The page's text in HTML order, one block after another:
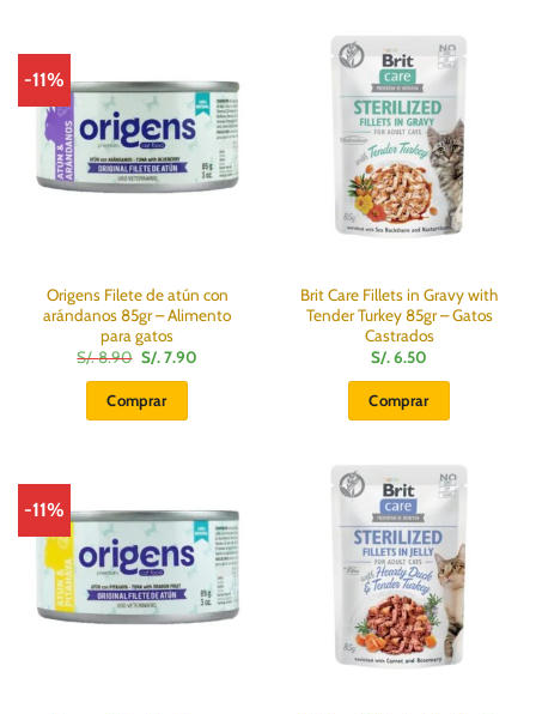
-11%
Origens Filete de atún con
arándanos 85gr – Alimento
para gatos
S/.8.90 El
precio
original
era:
S/.
S/.7.90El
Comprar
Brit Care Fillets in Gravy with
Tender Turkey 85gr – Gatos
Castrados
S/.6.50
Comprar
-11%